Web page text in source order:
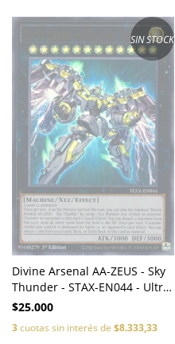
SIN STOCK
Divine Arsenal AA-ZEUS - Sky
Thunder - STAX-EN044 - Ultra
Rare
$25.000
3cuotas sin interés de $8.333,33